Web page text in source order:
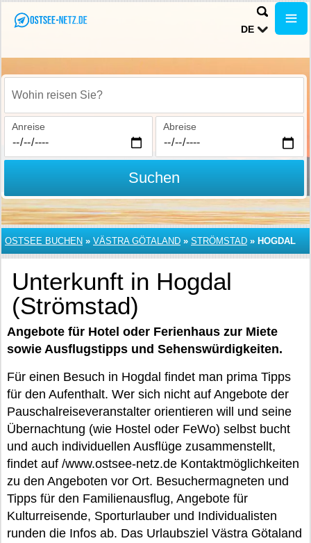
DE
Wohin reisen Sie?
Anreise Abreise
Suchen
OSTSEE BUCHEN » VÄSTRA GÖTALAND » STRÖMSTAD » HOGDAL
Unterkunft in Hogdal
(Strömstad)
Angebote für Hotel oder Ferienhaus zur Miete
sowie Ausflugstipps und Sehenswürdigkeiten.
Für einen Besuch in Hogdal findet man prima Tipps
für den Aufenthalt. Wer sich nicht auf Angebote der
Pauschalreiseveranstalter orientieren will und seine
Übernachtung (wie Hostel oder FeWo) selbst bucht
und auch individuellen Ausflüge zusammenstellt,
findet auf /www.ostsee-netz.de Kontaktmöglichkeiten
zu den Angeboten vor Ort. Besuchermagneten und
Tipps für den Familienausflug, Angebote für
Kulturreisende, Sporturlauber und Individualisten
runden die Infos ab. Das Urlaubsziel Västra Götaland